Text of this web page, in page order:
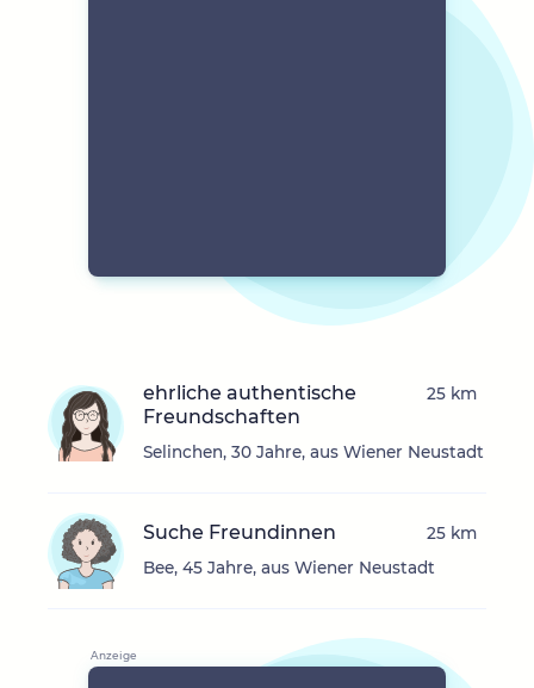
ehrliche authentische
Freundschaften
Selinchen, 30 Jahre, aus Wiener Neustadt
25 km
Suche Freundinnen
Bee, 45 Jahre, aus Wiener Neustadt
25 km